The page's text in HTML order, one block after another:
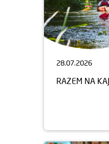
28.07.2026
RAZEM NA